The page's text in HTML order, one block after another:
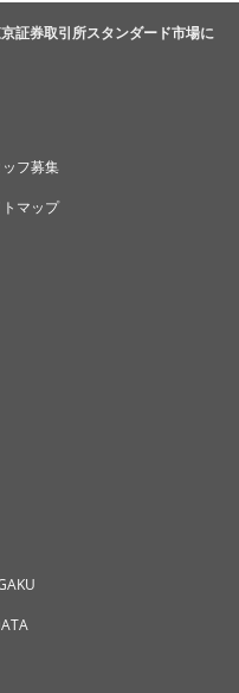
証券取引所スタンダード市場に
フ募集
マップ